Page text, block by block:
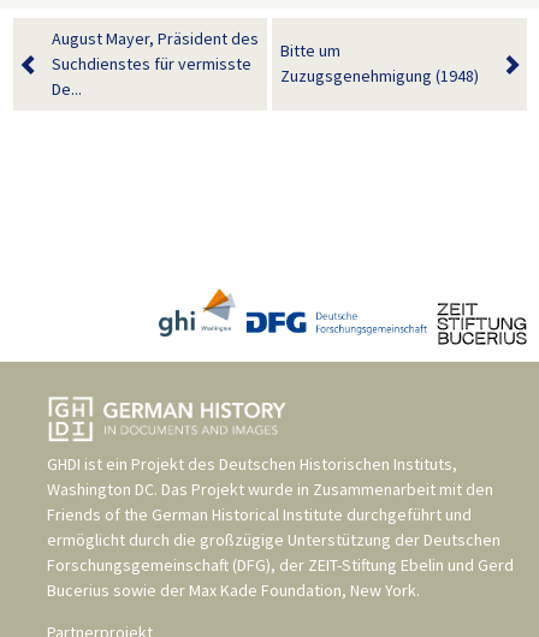
August Mayer, Präsident des
Suchdienstes für vermisste
De...
Bitte um
Zuzugsgenehmigung (1948)
GHDI ist ein Projekt des Deutschen Historischen Instituts,
Washington DC. Das Projekt wurde in Zusammenarbeit mit den
Friends of the German Historical Institute durchgeführt und
ermöglicht durch die großzügige Unterstützung der Deutschen
Forschungsgemeinschaft (DFG), der ZEIT-Stiftung Ebelin und Gerd
Bucerius sowie der Max Kade Foundation, New York.
Partnerprojekt